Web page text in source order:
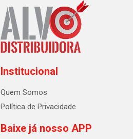
Institucional
Quem Somos
Política de Privacidade
Baixe já nosso APP